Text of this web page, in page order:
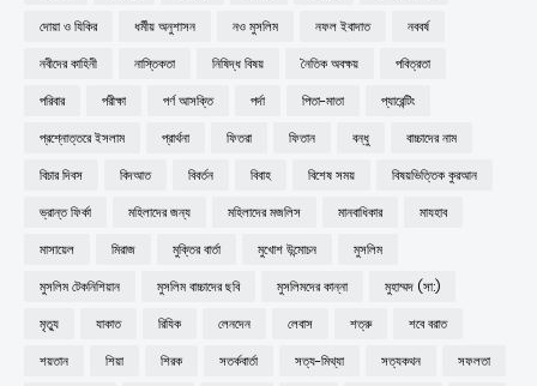
দোয়া ও যিকির
ধর্মীয় অনুশাসন নও মুসলিম নফল ইবাদাত
নববর্ষ
নবীদের কাহিনী
নাস্তিকতা নিষিদ্ধ বিষয় নৈতিক অবক্ষয়
পবিত্রতা
পরিবার
পরীক্ষা পর্ণ আসক্তি পর্দা পিতা-মাতা
প্যারেন্টিং
প্রশ্নোত্তরে ইসলাম
প্রার্থনা ফিতরা ফিতান বন্ধু
বাচ্চাদের নাম
বিচার দিবস
বিদআত বিবর্তন বিবাহ বিশেষ সময়
বিষয়ভিত্তিক কুরআন
ভ্রান্ত ফির্কা
মহিলাদের জন্য মহিলাদের মজলিস মানবাধিকার
মাযহাব
মাসায়েল
মিরাজ মুক্তির বার্তা মুখোশ উন্মোচন
মুসলিম
মুসলিম টেকনিশিয়ান
মুসলিম বাচ্চাদের ছবি মুসলিমদের কান্না
মুহাম্মদ (সা:)
মৃত্যু
যাকাত রিযিক লেনদেন লেবাস শত্রু
শবে বরাত
শয়তান
শিয়া শিরক সতর্কবার্তা সত্য-মিথ্যা সত্যকথন
সফলতা